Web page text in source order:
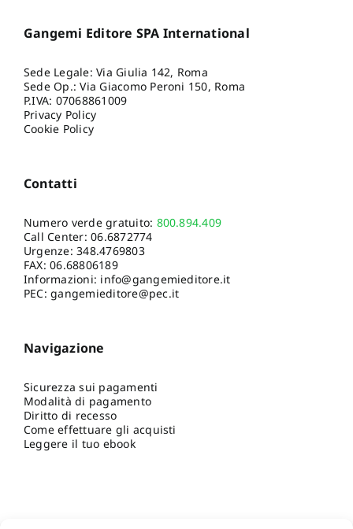
Gangemi Editore SPA International
Sede Legale: Via Giulia 142, Roma
Sede Op.: Via Giacomo Peroni 150, Roma
P.IVA: 07068861009
Privacy Policy
Cookie Policy
Contatti
Numero verde gratuito: 800.894.409
Call Center:06.6872774
Urgenze:348.4769803
FAX: 06.68806189
Informazioni: info@gangemieditore.it
PEC: gangemieditore@pec.it
Navigazione
Sicurezza sui pagamenti
Modalità di pagamento
Diritto di recesso
Come effettuare gli acquisti
Leggere il tuo ebook